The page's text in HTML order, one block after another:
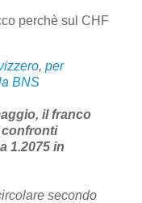
perchè sul CHF
per
BNS
il franco
confronti
1.2075 in
secondo